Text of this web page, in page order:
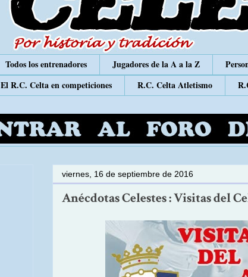
Todos los entrenadores Jugadores de la A a la Z
El R.C. Celta en competiciones R.C. Celta Atletismo
viernes, 16 de septiembre de 2016
Anécdotas Celestes : Visitas del